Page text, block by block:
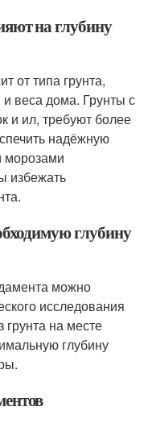
на глубину
от типа грунта,
веса дома. Грунты с
и ил, требуют более
надёжную
морозами
избежать
глубину
можно
исследования
грунта на месте
глубину